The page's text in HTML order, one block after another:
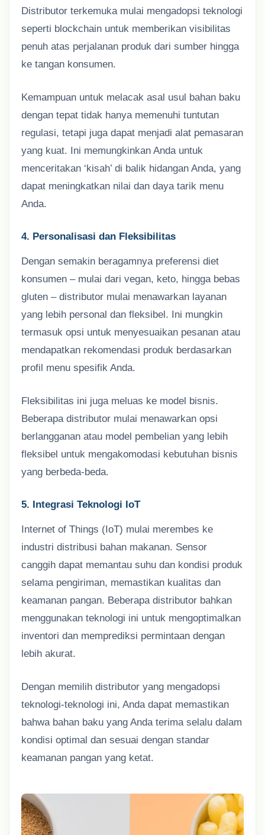
Distributor terkemuka mulai mengadopsi teknologi
seperti blockchain untuk memberikan visibilitas
penuh atas perjalanan produk dari sumber hingga
ke tangan konsumen.
Kemampuan untuk melacak asal usul bahan baku
dengan tepat tidak hanya memenuhi tuntutan
regulasi, tetapi juga dapat menjadi alat pemasaran
yang kuat. Ini memungkinkan Anda untuk
menceritakan ‘kisah’ di balik hidangan Anda, yang
dapat meningkatkan nilai dan daya tarik menu
Anda.
4. Personalisasi dan Fleksibilitas
Dengan semakin beragamnya preferensi diet
konsumen – mulai dari vegan, keto, hingga bebas
gluten – distributor mulai menawarkan layanan
yang lebih personal dan fleksibel. Ini mungkin
termasuk opsi untuk menyesuaikan pesanan atau
mendapatkan rekomendasi produk berdasarkan
profil menu spesifik Anda.
Fleksibilitas ini juga meluas ke model bisnis.
Beberapa distributor mulai menawarkan opsi
berlangganan atau model pembelian yang lebih
fleksibel untuk mengakomodasi kebutuhan bisnis
yang berbeda-beda.
5. Integrasi Teknologi IoT
Internet of Things (IoT) mulai merembes ke
industri distribusi bahan makanan. Sensor
canggih dapat memantau suhu dan kondisi produk
selama pengiriman, memastikan kualitas dan
keamanan pangan. Beberapa distributor bahkan
menggunakan teknologi ini untuk mengoptimalkan
inventori dan memprediksi permintaan dengan
lebih akurat.
Dengan memilih distributor yang mengadopsi
teknologi-teknologi ini, Anda dapat memastikan
bahwa bahan baku yang Anda terima selalu dalam
kondisi optimal dan sesuai dengan standar
keamanan pangan yang ketat.